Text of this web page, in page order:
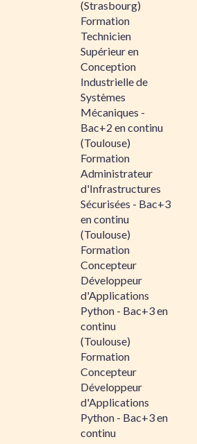
(Strasbourg)
Formation
Technicien
Supérieur en
Conception
Industrielle de
Systèmes
Mécaniques -
Bac+2 en continu
(Toulouse)
Formation
Administrateur
d'Infrastructures
Sécurisées - Bac+3
en continu
(Toulouse)
Formation
Concepteur
Développeur
d'Applications
Python - Bac+3 en
continu
(Toulouse)
Formation
Concepteur
Développeur
d'Applications
Python - Bac+3 en
continu